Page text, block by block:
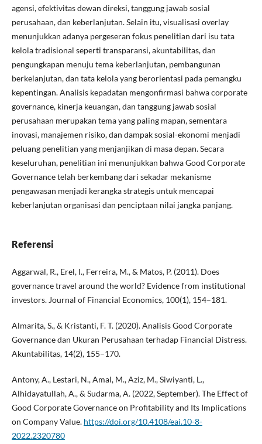
agensi, efektivitas dewan direksi, tanggung jawab sosial
perusahaan, dan keberlanjutan. Selain itu, visualisasi overlay
menunjukkan adanya pergeseran fokus penelitian dari isu tata
kelola tradisional seperti transparansi, akuntabilitas, dan
pengungkapan menuju tema keberlanjutan, pembangunan
berkelanjutan, dan tata kelola yang berorientasi pada pemangku
kepentingan. Analisis kepadatan mengonfirmasi bahwa corporate
governance, kinerja keuangan, dan tanggung jawab sosial
perusahaan merupakan tema yang paling mapan, sementara
inovasi, manajemen risiko, dan dampak sosial-ekonomi menjadi
peluang penelitian yang menjanjikan di masa depan. Secara
keseluruhan, penelitian ini menunjukkan bahwa Good Corporate
Governance telah berkembang dari sekadar mekanisme
pengawasan menjadi kerangka strategis untuk mencapai
keberlanjutan organisasi dan penciptaan nilai jangka panjang.
Referensi
Aggarwal, R., Erel, I., Ferreira, M., & Matos, P. (2011). Does
governance travel around the world? Evidence from institutional
investors. Journal of Financial Economics, 100(1), 154–181.
Almarita, S., & Kristanti, F. T. (2020). Analisis Good Corporate
Governance dan Ukuran Perusahaan terhadap Financial Distress.
Akuntabilitas, 14(2), 155–170.
Antony, A., Lestari, N., Amal, M., Aziz, M., Siwiyanti, L.,
Alhidayatullah, A., & Sudarma, A. (2022, September). The Effect of
Good Corporate Governance on Profitability and Its Implications
on Company Value. https://doi.org/10.4108/eai.10-8-
2022.2320780